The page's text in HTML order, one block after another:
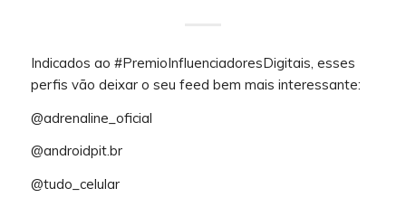
Indicados ao #PremioInfluenciadoresDigitais, esses
perfis vão deixar o seu feed bem mais interessante:
@adrenaline_oficial
@androidpit.br
@tudo_celular